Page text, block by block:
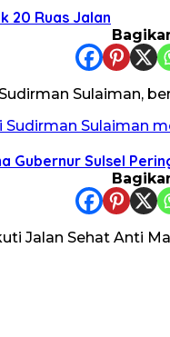
20 Ruas Jalan
Sulaiman,
Sulsel
Jalan Sehat Anti